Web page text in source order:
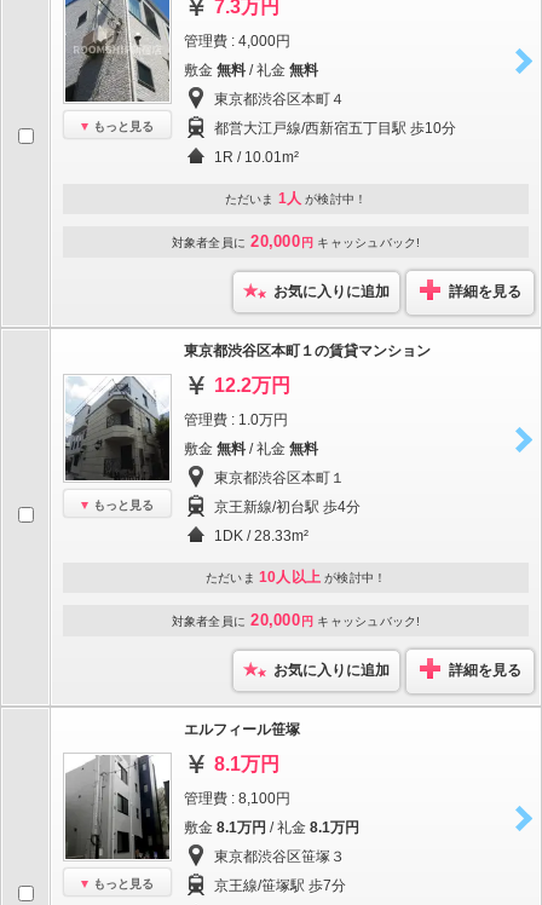
もっと見る
7.3万円
管理費 : 4,000円
敷金 無料 / 礼金 無料
東京都渋谷区本町４
都営大江戸線/西新宿五丁目駅 歩10分
1R / 10.01m²
ただいま 1人 が検討中！
対象者全員に 20,000 円 キャッシュバック!
お気に入りに追加 詳細を見る
もっと見る
東京都渋谷区本町１の賃貸マンション
12.2万円
管理費 : 1.0万円
敷金 無料 / 礼金 無料
東京都渋谷区本町１
京王新線/初台駅 歩4分
1DK / 28.33m²
ただいま 10人以上 が検討中！
対象者全員に 20,000 円 キャッシュバック!
お気に入りに追加 詳細を見る
もっと見る
エルフィール笹塚
8.1万円
管理費 : 8,100円
敷金 8.1万円 / 礼金 8.1万円
東京都渋谷区笹塚３
京王線/笹塚駅 歩7分